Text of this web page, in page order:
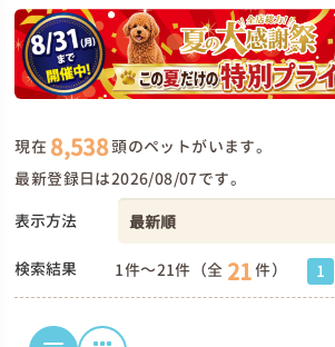
現在 8,538頭のペットがいます。
最新登録日は2026/08/07です。
表示方法
検索結果 1件～21件（全 21件） 1